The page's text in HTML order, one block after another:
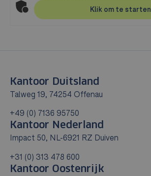
Klik om te starten
Kantoor Duitsland
Talweg 19, 74254 Offenau
+49 (0) 7136 95750
Kantoor Nederland
Impact 50, NL-6921 RZ Duiven
+31 (0) 313 478 600
Kantoor Oostenrijk